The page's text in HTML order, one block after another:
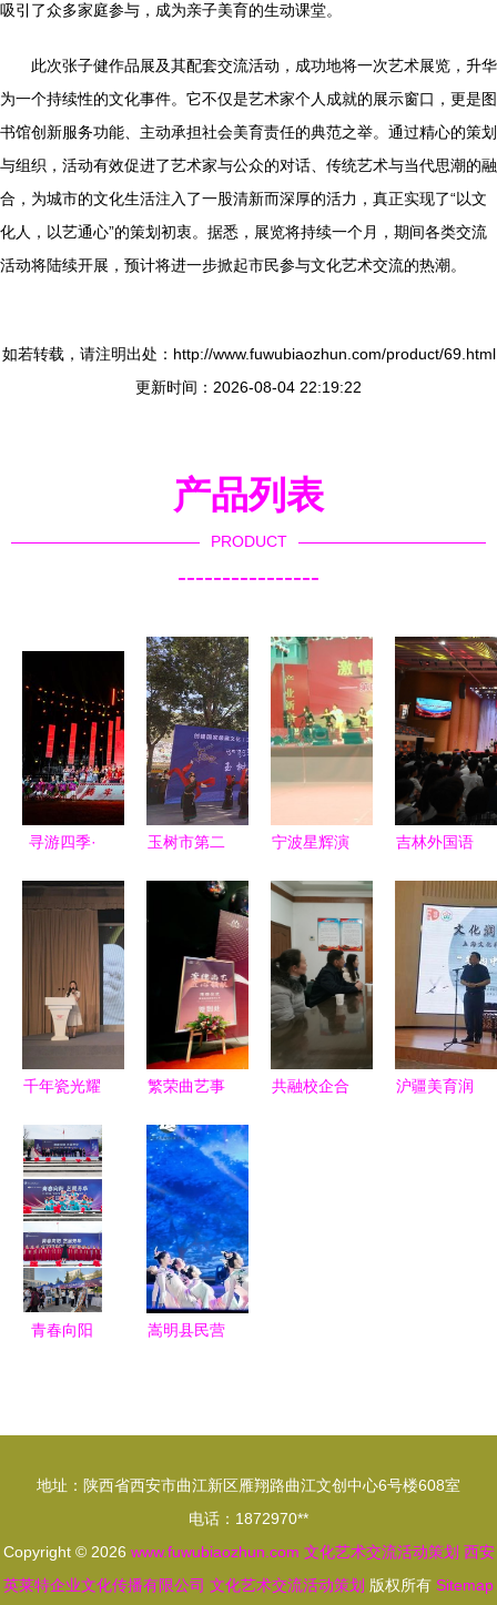
吸引了众多家庭参与，成为亲子美育的生动课堂。
此次张子健作品展及其配套交流活动，成功地将一次艺术展览，升华
为一个持续性的文化事件。它不仅是艺术家个人成就的展示窗口，更是图
书馆创新服务功能、主动承担社会美育责任的典范之举。通过精心的策划
与组织，活动有效促进了艺术家与公众的对话、传统艺术与当代思潮的融
合，为城市的文化生活注入了一股清新而深厚的活力，真正实现了“以文
化人，以艺通心”的策划初衷。据悉，展览将持续一个月，期间各类交流
活动将陆续开展，预计将进一步掀起市民参与文化艺术交流的热潮。
如若转载，请注明出处：http://www.fuwubiaozhun.com/product/69.html
更新时间：2026-08-04 22:19:22
产品列表
PRODUCT
----------------
寻游四季·
2024年花
文化绽放，
艺术交流共
融
玉树市第二
艺术交流会
宁波星辉演
场活动都成
为艺术盛宴
吉林外国语
届国际文化
艺术节开幕
跨文化交流
的新篇章
千年瓷光耀
本色·德化
瓷上海艺术
大展盛大启
幕
繁荣曲艺事
艺团文化有
限责任公司
正式成立
开启文化艺
术交流新篇
章
共融校企合
沪疆美育润
青春向阳
技艺术节务
嵩明县民营
化艺术交流
新篇章
地址：陕西省西安市曲江新区雁翔路曲江文创中心6号楼608室
电话：1872970**
Copyright © 2026 www.fuwubiaozhun.com 文化艺术交流活动策划 西安
英莱特企业文化传播有限公司 文化艺术交流活动策划 版权所有 Sitemap